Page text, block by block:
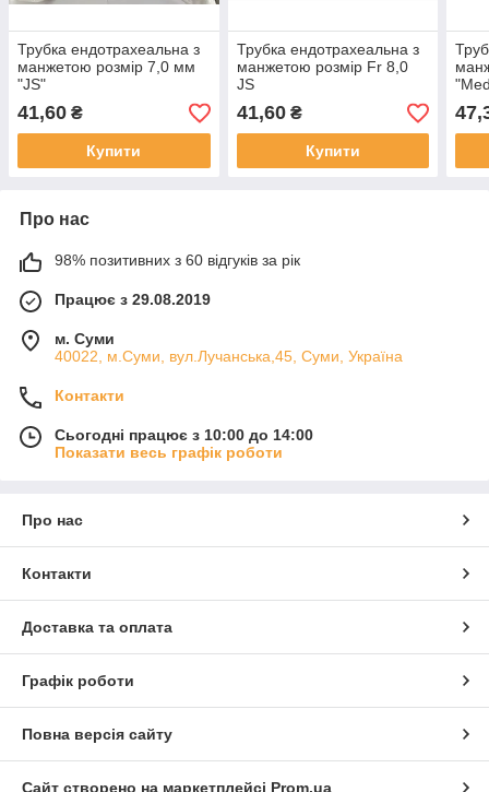
Трубка ендотрахеальна з
манжетою розмір 7,0 мм
"JS"
41,60 ₴
Купити
Трубка ендотрахеальна з
манжетою розмір Fr 8,0
JS
41,60₴
Купити
Про нас
98% позитивних з 60 відгуків за рік
Працює з 29.08.2019
м. Суми
40022, м.Суми, вул.Лучанська,45, Суми, Україна
Контакти
Сьогодні працює з 10:00 до 14:00
Показати весь графік роботи
Про нас
Контакти
Доставка та оплата
Графік роботи
Повна версія сайту
Сайт створено на маркетплейсі Prom.ua